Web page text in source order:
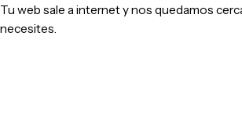
Tu web sale a internet y nos quedamos
necesites.